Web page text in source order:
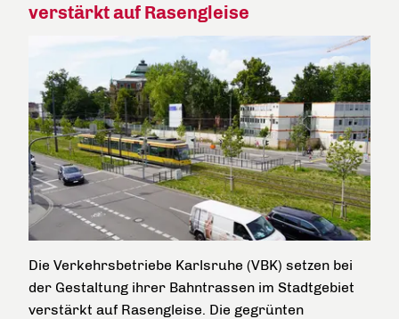
verstärkt auf Rasengleise
Die Verkehrsbetriebe Karlsruhe (VBK) setzen bei
der Gestaltung ihrer Bahntrassen im Stadtgebiet
verstärkt auf Rasengleise. Die gegrünten